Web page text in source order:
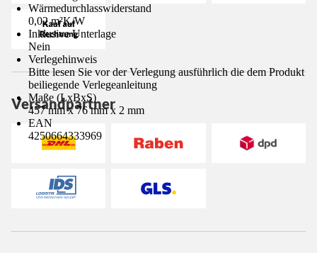
Wärmedurchlasswiderstand
0,02 m²K/W
Inklusive Unterlage
Nein
Verlegehinweis
Bitte lesen Sie vor der Verlegung ausführlich die dem Produkt
beiliegende Verlegeanleitung
Maße (LxBxS)
457 mm x 76 mm x 2 mm
EAN
4250664333969
Versandpartner